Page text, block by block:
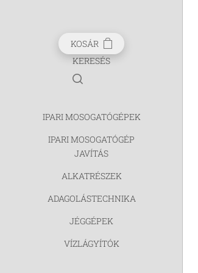
KOSÁR
KERESÉS
IPARI MOSOGATÓGÉPEK
IPARI MOSOGATÓGÉP
JAVÍTÁS
ALKATRÉSZEK
ADAGOLÁSTECHNIKA
JÉGGÉPEK
VÍZLÁGYÍTÓK